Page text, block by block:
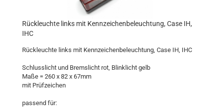
Rückleuchte links mit Kennzeichenbeleuchtung, Case IH,
IHC
Rückleuchte links mit Kennzeichenbeleuchtung, Case IH, IHC
Schlusslicht und Bremslicht rot, Blinklicht gelb
Maße = 260 x 82 x 67mm
mit Prüfzeichen
passend für: